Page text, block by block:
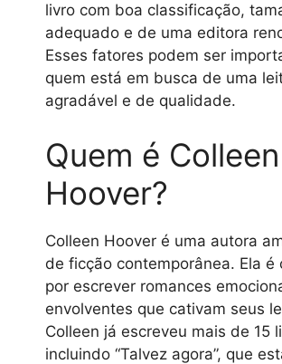
livro com boa classificação,
adequado e de uma editora
Esses fatores podem ser
quem está em busca de uma
agradável e de qualidade.
Quem é Colleen
Hoover?
Colleen Hoover é uma autora
de ficção contemporânea. Ela é
por escrever romances
envolventes que cativam seus
Colleen já escreveu mais de 15
incluindo “Talvez agora”, que